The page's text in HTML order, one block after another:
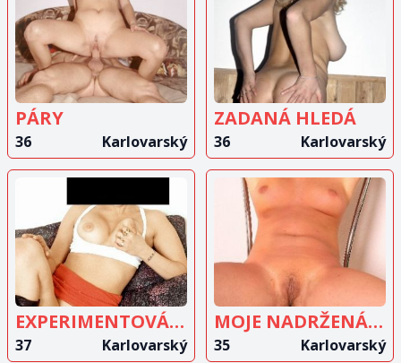
ZOBRAZIT
INZERÁT
PÁRY
36 Karlovarský
ZOBRAZIT
INZERÁT
ZADANÁ HLEDÁ
36 Karlovarský
ZOBRAZIT
INZERÁT
EXPERIMENTOVÁNÍ
37 Karlovarský
ZOBRAZIT
INZERÁT
MOJE NADRŽENÁ KUNDIČKA
35 Karlovarský